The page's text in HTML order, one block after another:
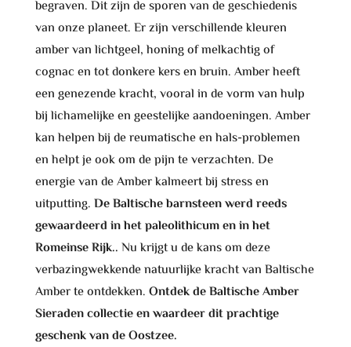
begraven. Dit zijn de sporen van de geschiedenis
van onze planeet. Er zijn verschillende kleuren
amber van lichtgeel, honing of melkachtig of
cognac en tot donkere kers en bruin. Amber heeft
een genezende kracht, vooral in de vorm van hulp
bij lichamelijke en geestelijke aandoeningen. Amber
kan helpen bij de reumatische en hals-problemen
en helpt je ook om de pijn te verzachten. De
energie van de Amber kalmeert bij stress en
uitputting. De Baltische barnsteen werd reeds
gewaardeerd in het paleolithicum en in het
Romeinse Rijk.. Nu krijgt u de kans om deze
verbazingwekkende natuurlijke kracht van Baltische
Amber te ontdekken. Ontdek de Baltische Amber
Sieraden collectie en waardeer dit prachtige
geschenk van de Oostzee.